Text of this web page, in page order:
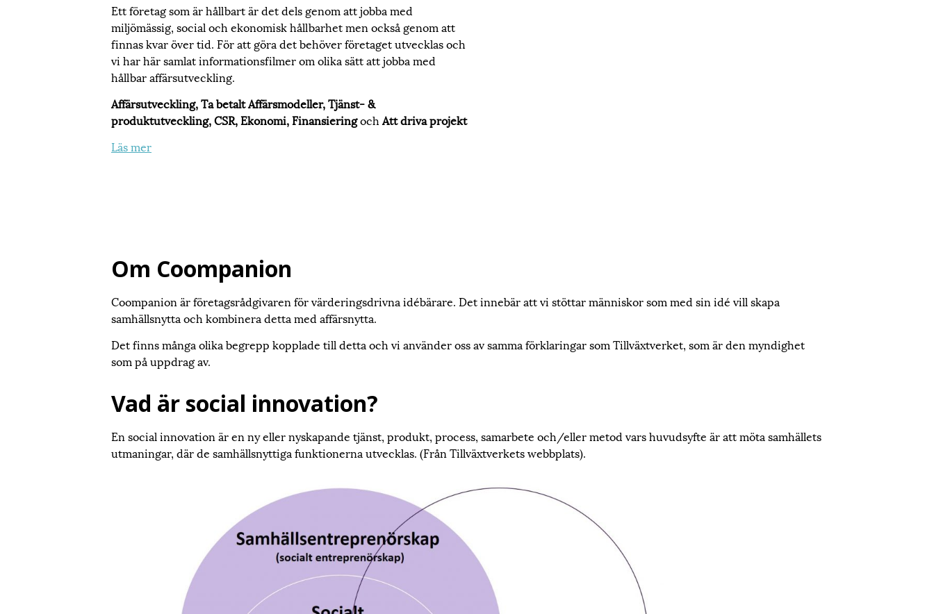
Ett företag som är hållbart är det dels genom att jobba med
miljömässig, social och ekonomisk hållbarhet men också genom att
finnas kvar över tid. För att göra det behöver företaget utvecklas och
vi har här samlat informationsfilmer om olika sätt att jobba med
hållbar affärsutveckling.
Affärsutveckling, Ta betalt Affärsmodeller, Tjänst- &
produktutveckling, CSR, Ekonomi, FinansieringochAtt driva projekt
Läs mer
Om Coompanion
Coompanion är företagsrådgivaren för värderingsdrivna idébärare. Det innebär att vi stöttar människor som med sin idé vill skapa
samhällsnytta och kombinera detta med affärsnytta.
Det finns många olika begrepp kopplade till detta och vi använder oss av samma förklaringar som Tillväxtverket, som är den myndighet
som på uppdrag av.
Vad är social innovation?
En social innovation är en ny eller nyskapande tjänst, produkt, process, samarbete och/eller metod vars huvudsyfte är att möta samhällets
utmaningar, där de samhällsnyttiga funktionerna utvecklas. (Från Tillväxtverkets webbplats).